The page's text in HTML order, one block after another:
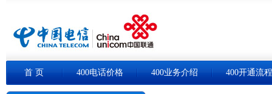
首 页 400电话价格 400业务介绍 400开通流程